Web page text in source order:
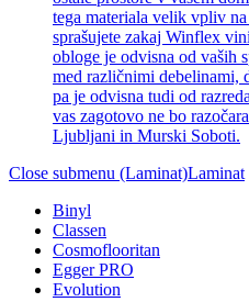
tega materiala velik vpliv
sprašujete zakaj Winflex
obloge je odvisna od vaših
med različnimi debelinami,
pa je odvisna tudi od
vas zagotovo ne bo
Ljubljani in Murski Soboti.
Close submenu (Laminat)Laminat
Binyl
Classen
Cosmoflooritan
Egger PRO
Evolution